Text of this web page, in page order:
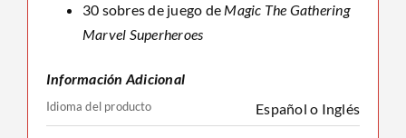
30 sobres de juego de Magic The Gathering
Marvel Superheroes
Información Adicional
Idioma del producto Español o Inglés